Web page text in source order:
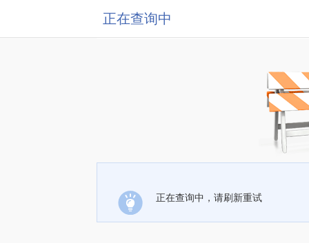
正在查询中
正在查询中，请刷新重试